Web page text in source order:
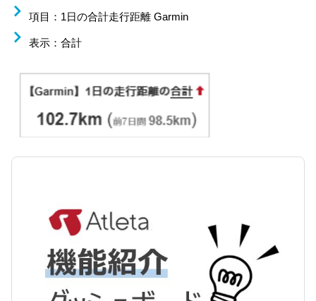
項目：1日の合計走行距離 Garmin
表示：合計